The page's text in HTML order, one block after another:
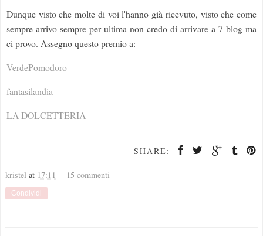
Dunque visto che molte di voi l'hanno già ricevuto, visto che come
sempre arrivo sempre per ultima non credo di arrivare a 7 blog ma
ci provo. Assegno questo premio a:
VerdePomodoro
fantasilandia
LA DOLCETTERIA
SHARE:
kristel at 17:11 15 commenti
Condividi